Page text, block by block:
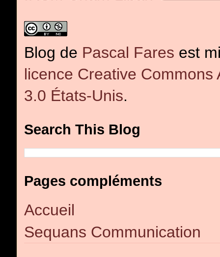
Blog de Pascal Fares est
licence Creative Commons
3.0 États-Unis.
Search This Blog
Pages compléments
Accueil
Sequans Communication